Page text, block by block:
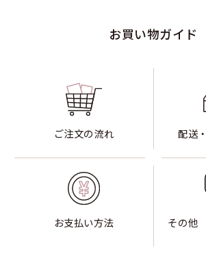
お買い物ガイド
ご注文の流れ 配送
お支払い方法 その他